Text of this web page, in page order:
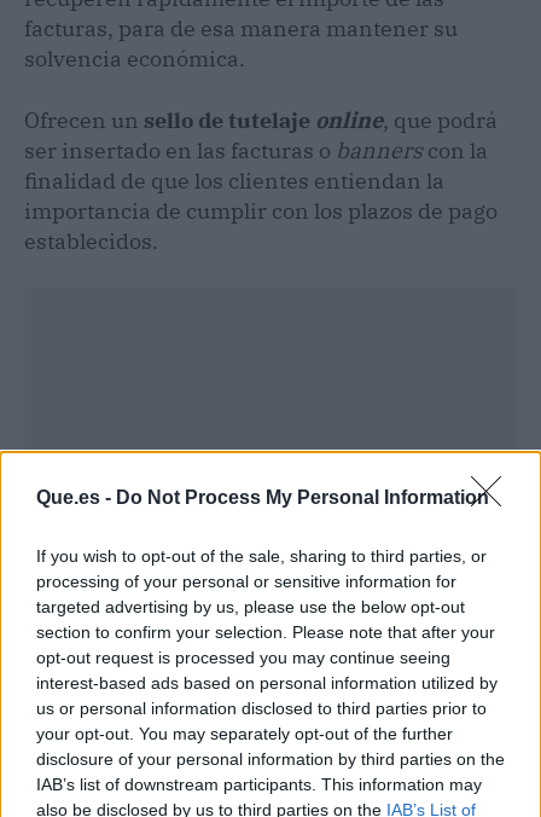
Que.es - Do Not Process My Personal Information
If you wish to opt-out of the sale, sharing to third parties, or
processing of your personal or sensitive information for
targeted advertising by us, please use the below opt-out
section to confirm your selection. Please note that after your
opt-out request is processed you may continue seeing
interest-based ads based on personal information utilized by
us or personal information disclosed to third parties prior to
your opt-out. You may separately opt-out of the further
disclosure of your personal information by third parties on the
IAB’s list of downstream participants. This information may
also be disclosed by us to third parties on the IAB’s List of
facturas, para de esa manera mantener su
solvencia económica.
Ofrecen un sello de tutelaje online, que podrá
ser insertado en las facturas o bannerscon la
finalidad de que los clientes entiendan la
importancia de cumplir con los plazos de pago
establecidos.
Publicidad